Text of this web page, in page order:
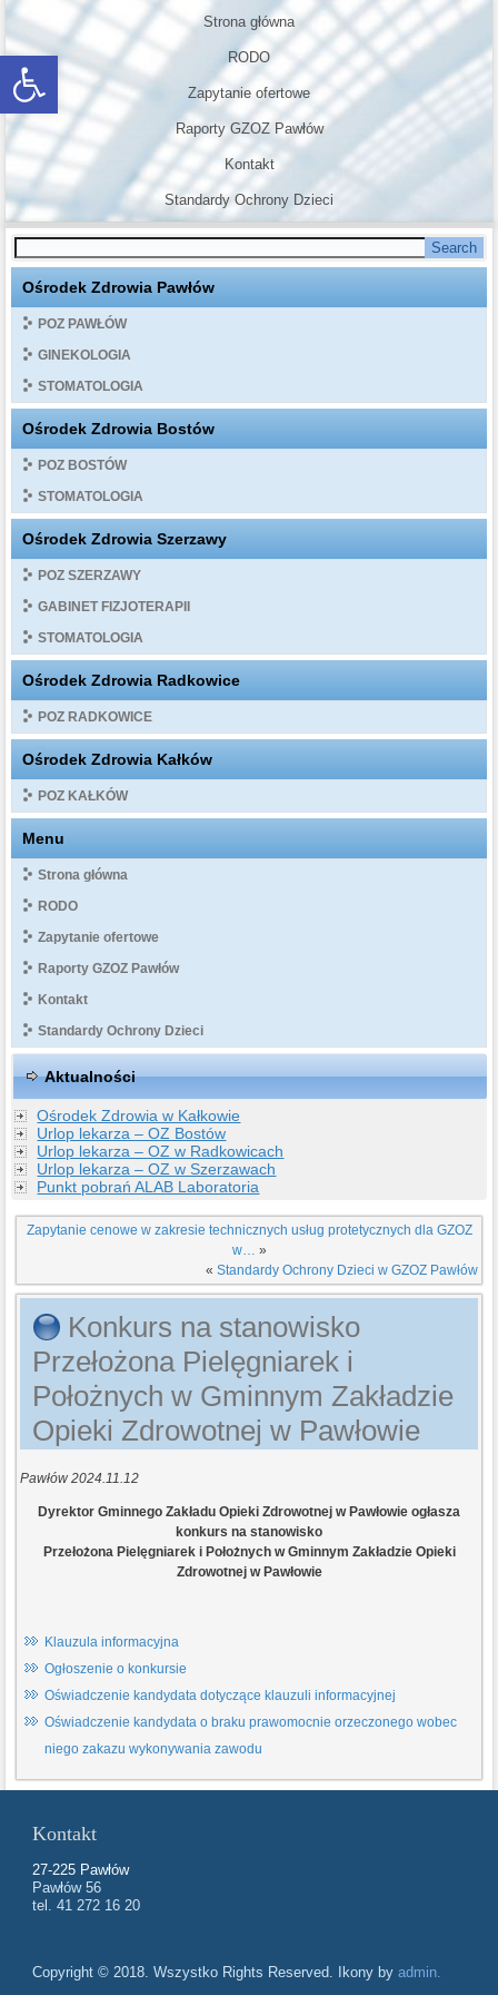
Otwórz pasek narzędzi
Strona główna
RODO
Zapytanie ofertowe
Raporty GZOZ Pawłów
Kontakt
Standardy Ochrony Dzieci
Ośrodek Zdrowia Pawłów
POZ PAWŁÓW
GINEKOLOGIA
STOMATOLOGIA
Ośrodek Zdrowia Bostów
POZ BOSTÓW
STOMATOLOGIA
Ośrodek Zdrowia Szerzawy
POZ SZERZAWY
GABINET FIZJOTERAPII
STOMATOLOGIA
Ośrodek Zdrowia Radkowice
POZ RADKOWICE
Ośrodek Zdrowia Kałków
POZ KAŁKÓW
Menu
Strona główna
RODO
Zapytanie ofertowe
Raporty GZOZ Pawłów
Kontakt
Standardy Ochrony Dzieci
Aktualności
Ośrodek Zdrowia w Kałkowie
Urlop lekarza – OZ Bostów
Urlop lekarza – OZ w Radkowicach
Urlop lekarza – OZ w Szerzawach
Punkt pobrań ALAB Laboratoria
Zapytanie cenowe w zakresie technicznych usług protetycznych dla GZOZ
w… »
« Standardy Ochrony Dzieci w GZOZ Pawłów
Konkurs na stanowisko
Przełożona Pielęgniarek i
Położnych w Gminnym Zakładzie
Opieki Zdrowotnej w Pawłowie
Pawłów 2024.11.12
Dyrektor Gminnego Zakładu Opieki Zdrowotnej w Pawłowie ogłasza
konkurs na stanowisko
Przełożona Pielęgniarek i Położnych w Gminnym Zakładzie Opieki
Zdrowotnej w Pawłowie
Klauzula informacyjna
Ogłoszenie o konkursie
Oświadczenie kandydata dotyczące klauzuli informacyjnej
Oświadczenie kandydata o braku prawomocnie orzeczonego wobec
niego zakazu wykonywania zawodu
Kontakt
27-225 Pawłów
Pawłów 56
tel. 41 272 16 20
Copyright © 2018. Wszystko Rights Reserved. Ikony by admin.